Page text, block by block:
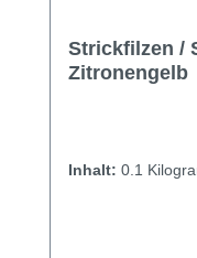
Strickfilzen /
Zitronengelb
Inhalt: 0.1